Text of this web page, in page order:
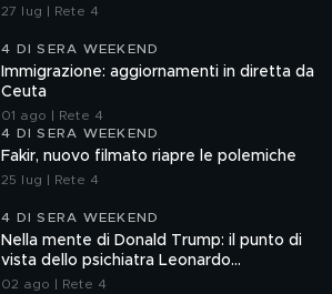
27 lug | Rete 4
4 DI SERA WEEKEND
Immigrazione: aggiornamenti in diretta da
Ceuta
01 ago | Rete 4
4 DI SERA WEEKEND
Fakir, nuovo filmato riapre le polemiche
25 lug | Rete 4
4 DI SERA WEEKEND
Nella mente di Donald Trump: il punto di
vista dello psichiatra Leonardo
Mendolicchio
02 ago | Rete 4